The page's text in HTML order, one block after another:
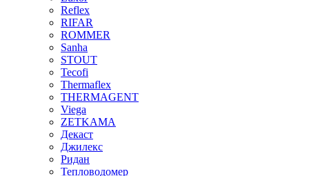
Reflex
RIFAR
ROMMER
Sanha
STOUT
Tecofi
Thermaflex
THERMAGENT
Viega
ZETKAMA
Декаст
Джилекс
Ридан
Тепловодомер